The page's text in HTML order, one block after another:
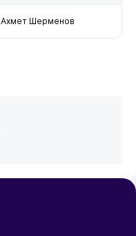
Ахмет Шерменов